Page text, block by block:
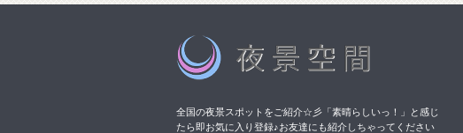
全国の夜景スポットをご紹介☆彡「素晴らしいっ！」と感じ
たら即お気に入り登録♪お友達にも紹介しちゃってください